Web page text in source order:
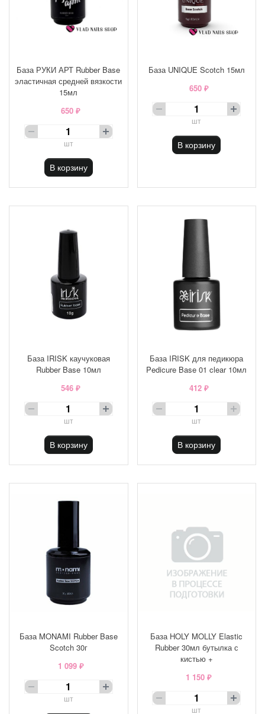
База РУКИ АРТ Rubber Base
эластичная средней вязкости
15мл
650 ₽
шт
В корзину
База UNIQUE Scotch 15мл
650 ₽
шт
В корзину
База IRISK каучуковая
Rubber Base 10мл
546 ₽
шт
В корзину
База IRISK для педикюра
Pedicure Base 01 clear 10мл
412 ₽
шт
В корзину
База MONAMI Rubber Base
Scotch 30г
1 099 ₽
шт
База HOLY MOLLY Elastic
Rubber 30мл бутылка с
кистью +
1 150 ₽
шт